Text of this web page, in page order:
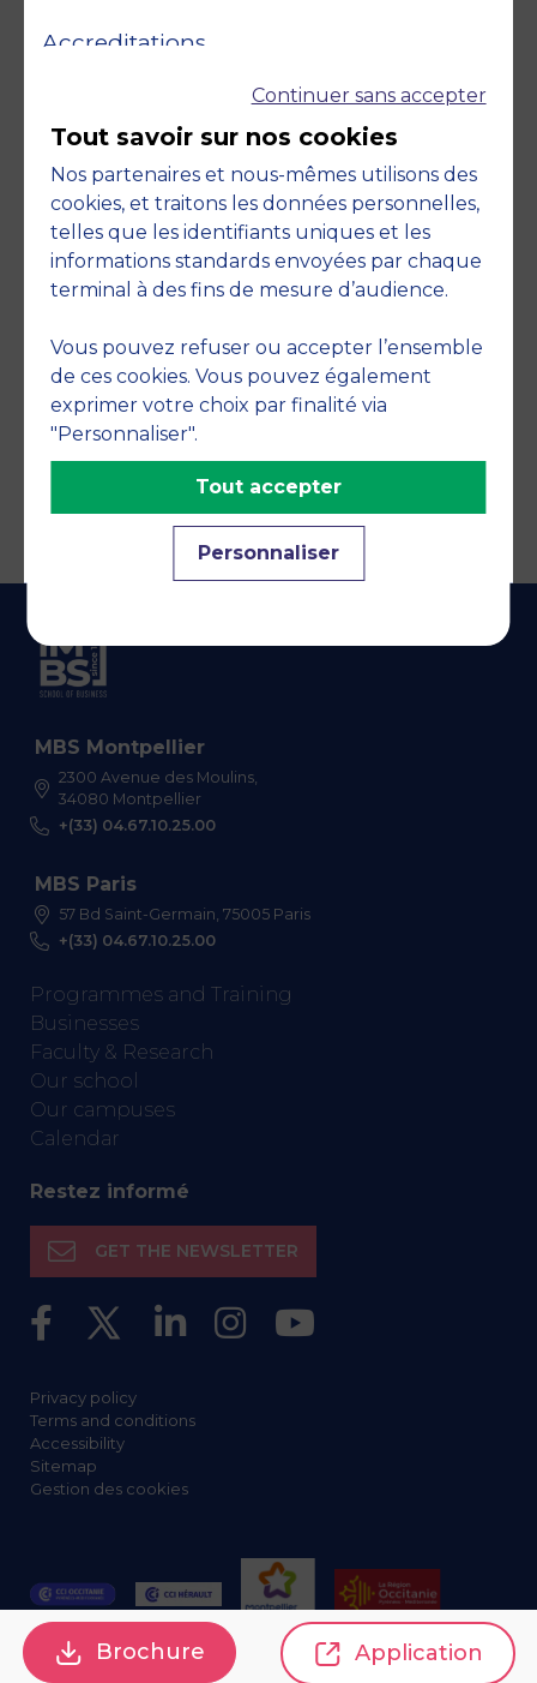
Accreditations
Engagements
MBS Montpellier
2300 Avenue des Moulins,
34080 Montpellier
+(33) 04.67.10.25.00
MBS Paris
57 Bd Saint-Germain, 75005 Paris
+(33) 04.67.10.25.00
Programmes and Training
Businesses
Faculty & Research
Our school
Our campuses
Calendar
Restez informé
GET THE NEWSLETTER
Privacy policy
Terms and conditions
Accessibility
Sitemap
Gestion des cookies
Continuer sans accepter
Tout savoir sur nos cookies
Nos partenaires et nous-mêmes utilisons des
cookies, et traitons les données personnelles,
telles que les identifiants uniques et les
informations standards envoyées par chaque
terminal à des fins de mesure d’audience.
Vous pouvez refuser ou accepter l’ensemble
de ces cookies. Vous pouvez également
exprimer votre choix par finalité via
"Personnaliser".
Personnaliser
Tout accepter
Brochure Application